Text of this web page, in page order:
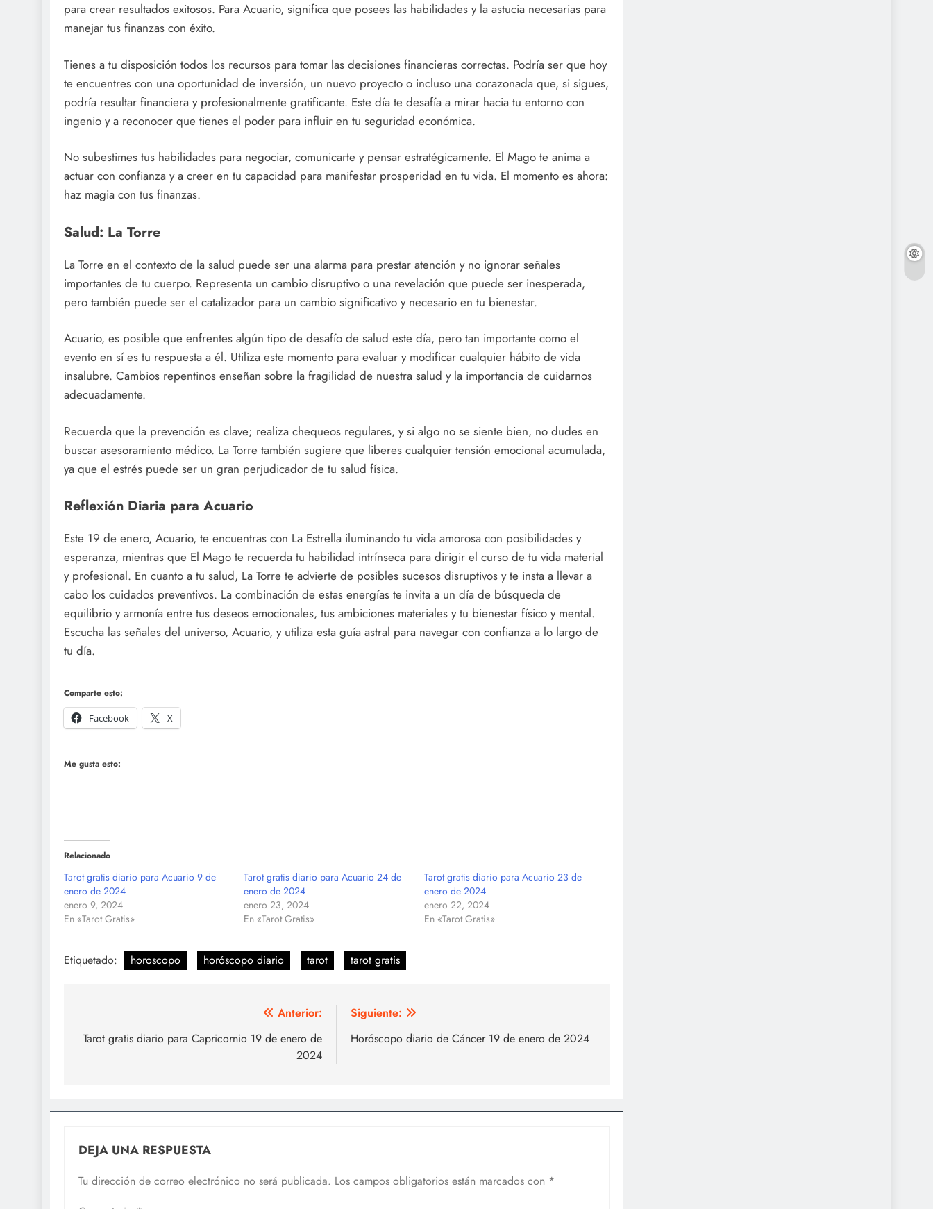
para crear resultados exitosos. Para Acuario, significa que posees las habilidades y la astucia necesarias para
manejar tus finanzas con éxito.
Tienes a tu disposición todos los recursos para tomar las decisiones financieras correctas. Podría ser que hoy
te encuentres con una oportunidad de inversión, un nuevo proyecto o incluso una corazonada que, si sigues,
podría resultar financiera y profesionalmente gratificante. Este día te desafía a mirar hacia tu entorno con
ingenio y a reconocer que tienes el poder para influir en tu seguridad económica.
No subestimes tus habilidades para negociar, comunicarte y pensar estratégicamente. El Mago te anima a
actuar con confianza y a creer en tu capacidad para manifestar prosperidad en tu vida. El momento es ahora:
haz magia con tus finanzas.
Salud: La Torre
La Torre en el contexto de la salud puede ser una alarma para prestar atención y no ignorar señales
importantes de tu cuerpo. Representa un cambio disruptivo o una revelación que puede ser inesperada,
pero también puede ser el catalizador para un cambio significativo y necesario en tu bienestar.
Acuario, es posible que enfrentes algún tipo de desafío de salud este día, pero tan importante como el
evento en sí es tu respuesta a él. Utiliza este momento para evaluar y modificar cualquier hábito de vida
insalubre. Cambios repentinos enseñan sobre la fragilidad de nuestra salud y la importancia de cuidarnos
adecuadamente.
Recuerda que la prevención es clave; realiza chequeos regulares, y si algo no se siente bien, no dudes en
buscar asesoramiento médico. La Torre también sugiere que liberes cualquier tensión emocional acumulada,
ya que el estrés puede ser un gran perjudicador de tu salud física.
Reflexión Diaria para Acuario
Este 19 de enero, Acuario, te encuentras con La Estrella iluminando tu vida amorosa con posibilidades y
esperanza, mientras que El Mago te recuerda tu habilidad intrínseca para dirigir el curso de tu vida material
y profesional. En cuanto a tu salud, La Torre te advierte de posibles sucesos disruptivos y te insta a llevar a
cabo los cuidados preventivos. La combinación de estas energías te invita a un día de búsqueda de
equilibrio y armonía entre tus deseos emocionales, tus ambiciones materiales y tu bienestar físico y mental.
Escucha las señales del universo, Acuario, y utiliza esta guía astral para navegar con confianza a lo largo de
tu día.
Comparte esto:
Facebook
X
Me gusta esto:
Relacionado
Tarot gratis diario para Acuario 9 de
enero de 2024
enero 9, 2024
En «Tarot Gratis»
Tarot gratis diario para Acuario 24 de
enero de 2024
enero 23, 2024
En «Tarot Gratis»
Tarot gratis diario para Acuario 23 de
enero de 2024
enero 22, 2024
En «Tarot Gratis»
Etiquetado: horoscopo horóscopo diario tarot tarot gratis
de
Anterior:
Tarot gratis diario para Capricornio 19 de enero de
2024
Siguiente:
Horóscopo diario de Cáncer 19 de enero de 2024
DEJA UNA RESPUESTA
Tu dirección de correo electrónico no será publicada. Los campos obligatorios están marcados con *